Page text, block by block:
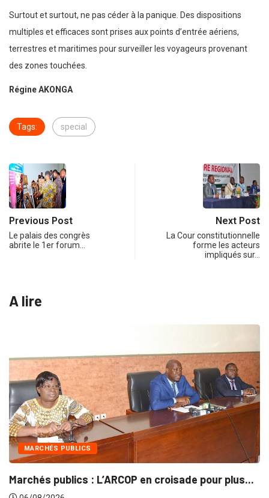
Surtout et surtout, ne pas céder à la panique. Des dispositions
multiples et efficaces sont prises aux points d’entrée aériens,
terrestres et maritimes pour surveiller les voyageurs provenant
des zones touchées.
Régine AKONGA
Tags: special
Previous Post
Le palais des congrès
abrite le 1er forum…
Next Post
La Cour constitutionnelle
forme les acteurs
impliqués sur…
A lire
pour plus...
INTÉGRATION RÉGIONALE
Gestion concertée et durable du